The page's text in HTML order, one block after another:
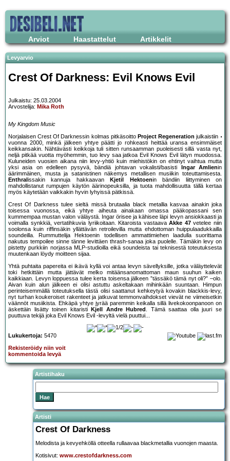
Arviot Haastattelut Artikkelit
Levyarvio
Crest Of Darkness: Evil Knows Evil
Julkaistu: 25.03.2004
Arvostelija: Mika Roth
My Kingdom Music
Norjalaisen Crest Of Darknessin kolmas pitkäsoitto Project Regeneration julkaistiin
vuonna 2000, minkä jälkeen yhtye päätti jo rohkeasti heittää uransa ensimmäiset
keikkansakin. Nähtävästi keikkoja tuli sitten runsaamman puoleisesti sillä vasta nyt,
neljä pitkää vuotta myöhemmin, tuo levy saa jatkoa Evil Knows Evil lätyn muodossa.
Kuluneiden vuosien aikana niin levy-yhtiö kuin miehistökin on ehtinyt vaihtua mutta
yksi asia on edelleen pysyvä, bändiä johtavan vokalisti/basisti
Ingar Amlienin
äärimmäinen, musta ja satanistinen näkemys metallisen musiikin toteuttamisesta.
Enthralissakin kannuja hakkaavan Kjetil Hektoenin bändiin liittyminen on
mahdollistanut rumpujen käytön äärinopeuksilla, ja tuota mahdollisuutta tällä kertaa
myös käytetään vaikkakin hyvin lyhyissä pätkissä.
Crest Of Darkness tulee sieltä missä brutaalia black metallia kasvaa ainakin joka
toisessa vuonossa, eikä yhtye aiheuta ainakaan omassa pääkopassani sen
kummempaa mustan valon väläystä. Ingar örisee ja kähisee läpi levyn ansiokkaasti ja
voimalla synkkiä, vertatihkuvia lyriikoitaan. Kitaroista vastaavaAkke 47vetelee niin
soolonsa kuin riffinsäkin yllättävän retroilevilla mutta ehdottoman huippulaadukkailla
soundeilla. Rummuttelija Hektoenin todellisen ammattimiehen laadulla suorittama
nakutus tempoilee sinne tänne levittäen thrash-sanaa joka puolelle. Tämäkin levy on
pistetty purkkiin norjassa MLP-studioilla eikä soundeista tai teknisestä toteutuksesta
muutenkaan löydy moitteen sijaa.
Yhtä puhtaita papereita ei ikävä kyllä voi antaa levyn sävellyksille, jotka väläyttelevät
toki hetkittäin mutta jättävät melko mitäänsanomattoman maun suuhun kaiken
kaikkiaan. Levyn loppuessa tulee kerta toisensa jälkeen ”tässäkö tämä nyt oli?” –olo.
Aivan kuin alun jälkeen ei olisi astuttu askeltakaan mihinkään suuntaan. Himpun
perinteisemmällä toteutuksella tästä olisi saattanut kehkeytyä kovakin blackkis-levy,
nyt turhan koukeroiset rakenteet ja jatkuvat temmonvaihdokset vievät ne viimeisetkin
väännöt musiikista. Ehkäpä yhtye jyrää paremmin keikalla sillä livekokoonpanoon on
äskettäin lisätty toinen kitaristi
Kjell Andre Hubred . Tämä saattaa olla juuri se
puuttuva tekijä joka Evil Knows Evil -levyltä vielä puuttui...
Lukukertoja: 5470
Rekisteröidy niin voit
kommentoida levyä
Artistihaku
Artisti
Crest Of Darkness
Melodista ja kevyehköllä otteella rullaavaa blackmetallia vuonojen maasta.
Kotisivut: www.crestofdarkness.com